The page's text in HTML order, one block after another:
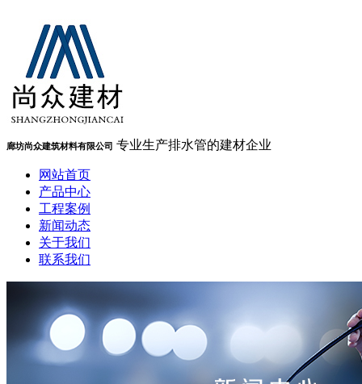
廊坊尚众建筑材料有限公司 专业生产排水管的建材企业
网站首页
产品中心
工程案例
新闻动态
关于我们
联系我们